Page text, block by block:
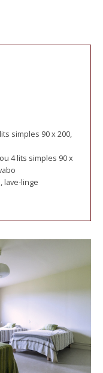
simples 90 x 200,
4 lits simples 90 x
lave-linge